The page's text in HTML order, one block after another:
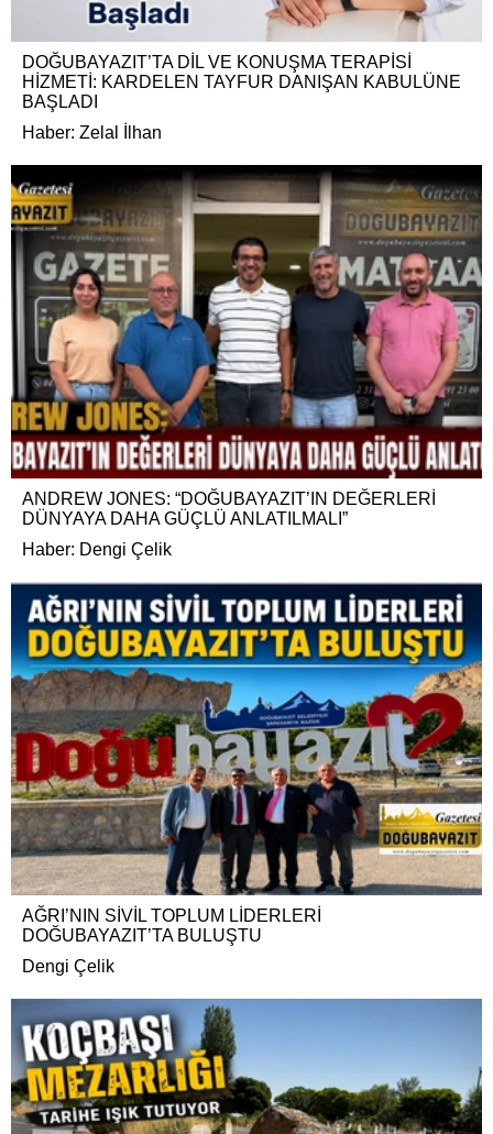
DOĞUBAYAZIT’TA DİL VE KONUŞMA TERAPİSİ
HİZMETİ: KARDELEN TAYFUR DANIŞAN KABULÜNE
BAŞLADI
Haber: Zelal İlhan
ANDREW JONES: “DOĞUBAYAZIT’IN DEĞERLERİ
DÜNYAYA DAHA GÜÇLÜ ANLATILMALI”
Haber: Dengi Çelik
AĞRI’NIN SİVİL TOPLUM LİDERLERİ
DOĞUBAYAZIT’TA BULUŞTU
Dengi Çelik